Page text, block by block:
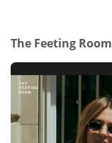
The Feeting Room